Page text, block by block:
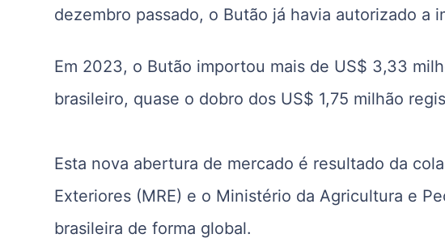
dezembro passado, o Butão já havia autorizado a
Em 2023, o Butão importou mais de US$ 3,33
brasileiro, quase o dobro dos US$ 1,75 milhão
Esta nova abertura de mercado é resultado da
Exteriores (MRE) e o Ministério da Agricultura e
brasileira de forma global.